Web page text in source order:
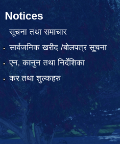
Notices
सूचना तथा समाचार
सार्वजनिक खरीद /बोलपत्र सूचना
एन, कानुन तथा निर्देशिका
कर तथा शुल्कहरु